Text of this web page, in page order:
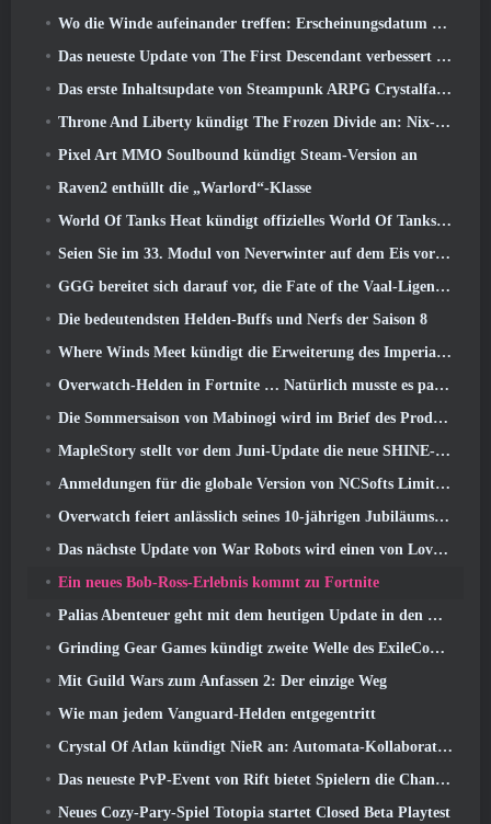
Wo die Winde aufeinander treffen: Erscheinungsdatum der Erweiterung „Imperial Palace“ bekannt gegeben
Das neueste Update von The First Descendant verbessert den Farming-Loop und aktualisiert den Onslaught-Modus
Das erste Inhaltsupdate von Steampunk ARPG Crystalfall soll auf „wichtige Spielerbedenken“ eingehen
Throne And Liberty kündigt The Frozen Divide an: Nix-Update
Pixel Art MMO Soulbound kündigt Steam-Version an
Raven2 enthüllt die „Warlord“-Klasse
World Of Tanks Heat kündigt offizielles World Of Tanks an: HEAT-Startdatum
Seien Sie im 33. Modul von Neverwinter auf dem Eis vorsichtig, Beißende Kälte
GGG bereitet sich darauf vor, die Fate of the Vaal-Ligen von Path of Exile 2 vor der Veröffentlichung von Return Of The Ancients zu verschieben
Die bedeutendsten Helden-Buffs und Nerfs der Saison 8
Where Winds Meet kündigt die Erweiterung des Imperial Palace an und teilt eine „massive“ Content-Roadmap mit
Overwatch-Helden in Fortnite … Natürlich musste es passieren
Die Sommersaison von Mabinogi wird im Brief des Produzenten enthüllt
MapleStory stellt vor dem Juni-Update die neue SHINE-Klasse vor
Anmeldungen für die globale Version von NCSofts Limit Zero Breakers „Prologue Test“ sind im Gange
Overwatch feiert anlässlich seines 10-jährigen Jubiläums „Ein Jahrzehnt der Helden“.
Das nächste Update von War Robots wird einen von Lovecraft inspirierten Scharfschützen vorstellen
Ein neues Bob-Ross-Erlebnis kommt zu Fortnite
Palias Abenteuer geht mit dem heutigen Update in den Royal Highlands weiter
Grinding Gear Games kündigt zweite Welle des ExileCon-Ticketverkaufs an
Mit Guild Wars zum Anfassen 2: Der einzige Weg
Wie man jedem Vanguard-Helden entgegentritt
Crystal Of Atlan kündigt NieR an: Automata-Kollaborationsveranstaltung
Das neueste PvP-Event von Rift bietet Spielern die Chance, bis zu zu gewinnen 4000 Credits und ein neuer Titel
Neues Cozy-Pary-Spiel Totopia startet Closed Beta Playtest